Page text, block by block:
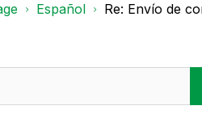
Español Re: Envío de